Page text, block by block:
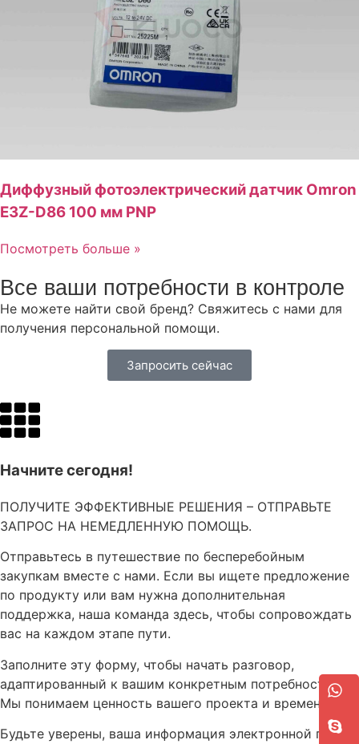
Диффузный фотоэлектрический датчик Omron
E3Z-D86 100 мм PNP
Посмотреть больше »
Все ваши потребности в контроле
Не можете найти свой бренд? Свяжитесь с нами для
получения персональной помощи.
Запросить сейчас
Начните сегодня!
ПОЛУЧИТЕ ЭФФЕКТИВНЫЕ РЕШЕНИЯ – ОТПРАВЬТЕ
ЗАПРОС НА НЕМЕДЛЕННУЮ ПОМОЩЬ.
Отправьтесь в путешествие по бесперебойным
закупкам вместе с нами. Если вы ищете предложение
по продукту или вам нужна дополнительная
поддержка, наша команда здесь, чтобы сопровождать
вас на каждом этапе пути.
Заполните эту форму, чтобы начать разговор,
адаптированный к вашим конкретным потребностям.
Мы понимаем ценность вашего проекта и времени.
Будьте уверены, ваша информация электронной почты